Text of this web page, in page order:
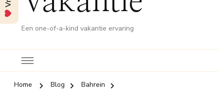
Een one-of-a-kind vakantie ervaring
Home Blog
Bahrein